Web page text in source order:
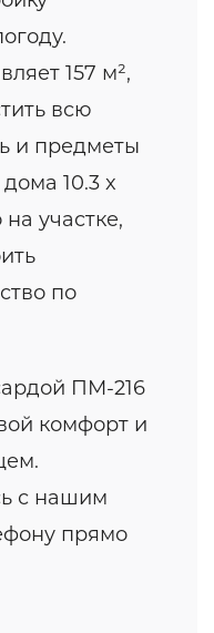
157 м²,
всю
и предметы
10.3 x
участке,
по
ПМ-216
комфорт и
с нашим
прямо